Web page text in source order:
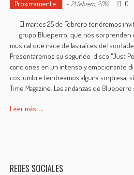
Proximamente: - 21 febrero, 2014 0
El martes 25 de Febrero tendremos
grupo Blueperro, que nos sorprenden
musical que nace de las raíces del soul
Presentaremos su segundo disco "Just
canciones en un intenso y emocionante
costumbre tendreamos alguna sorpresa,
Time Magazine. Las andanzas de Blueperro
Leer más →
REDES SOCIALES